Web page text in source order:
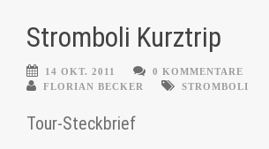
Stromboli Kurztrip
14 OKT. 2011
0 KOMMENTARE
FLORIAN BECKER
STROMBOLI
Tour-Steckbrief